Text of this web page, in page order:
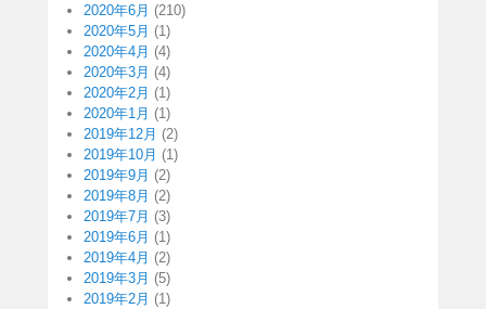
2020年6月 (210)
2020年5月 (1)
2020年4月 (4)
2020年3月 (4)
2020年2月 (1)
2020年1月 (1)
2019年12月 (2)
2019年10月 (1)
2019年9月 (2)
2019年8月 (2)
2019年7月 (3)
2019年6月 (1)
2019年4月 (2)
2019年3月 (5)
2019年2月 (1)